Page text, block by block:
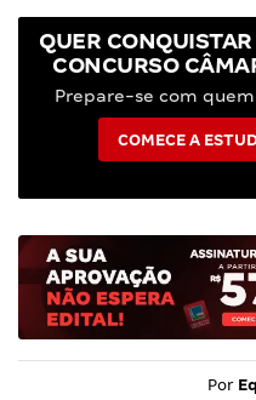
QUER
CONCURSO
Prepare-se com
COMECE A
Por